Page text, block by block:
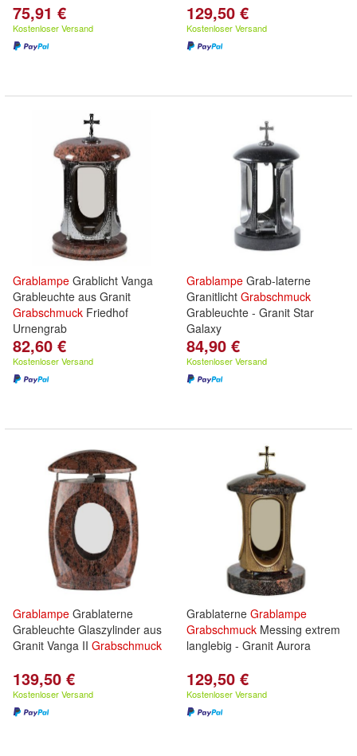
75,91 €
Kostenloser Versand
129,50 €
Kostenloser Versand
Grablampe Grablicht Vanga
Grableuchte aus Granit
Grabschmuck Friedhof
Urnengrab
82,60 €
Kostenloser Versand
Grablampe Grab-laterne
Granitlicht Grabschmuck
Grableuchte - Granit Star
Galaxy
84,90 €
Kostenloser Versand
Grablampe Grablaterne
Grableuchte Glaszylinder aus
Granit Vanga II Grabschmuck
139,50 €
Kostenloser Versand
Grablaterne Grablampe
Grabschmuck Messing extrem
langlebig - Granit Aurora
129,50 €
Kostenloser Versand